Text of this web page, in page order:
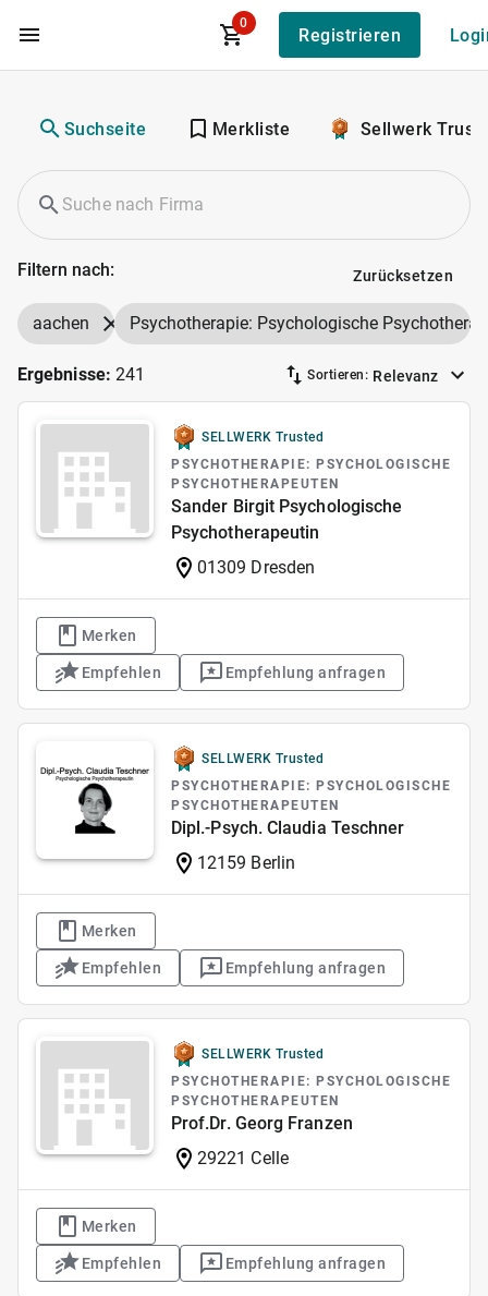
Zum Hauptinhalt
0
Registrieren
Suchseite Merkliste Sellwerk
Filtern nach: Zurücksetzen
aachen Psychotherapie: Psychologische
Ergebnisse: 241 Sortieren: Relevanz
SELLWERK Trusted
PSYCHOTHERAPIE: PSYCHOLOGISCHE
PSYCHOTHERAPEUTEN
Sander Birgit Psychologische
Psychotherapeutin
01309 Dresden
Merken
Empfehlen Empfehlung anfragen
SELLWERK Trusted
PSYCHOTHERAPIE: PSYCHOLOGISCHE
PSYCHOTHERAPEUTEN
Dipl.-Psych. Claudia Teschner
12159 Berlin
Merken
Empfehlen Empfehlung anfragen
SELLWERK Trusted
PSYCHOTHERAPIE: PSYCHOLOGISCHE
PSYCHOTHERAPEUTEN
Prof.Dr. Georg Franzen
29221 Celle
Merken
Empfehlen Empfehlung anfragen